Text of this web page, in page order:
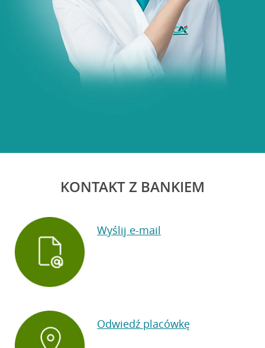
KONTAKT Z BANKIEM
Wyślij e-mail
Odwiedź placówkę